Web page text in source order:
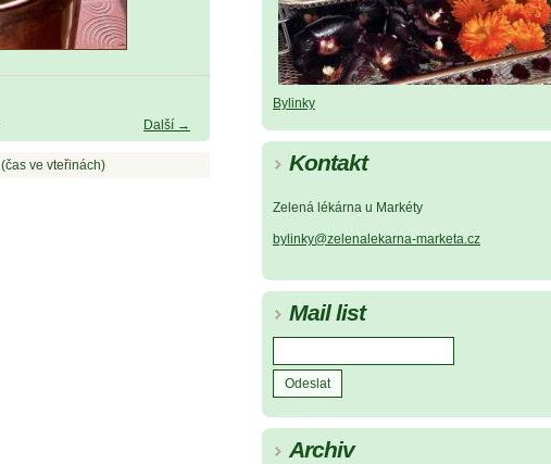
Další →
(čas ve vteřinách)
Bylinky
Kontakt
Zelená lékárna u Markéty
bylinky@zelenalekarna-marketa.cz
Mail list
Archiv